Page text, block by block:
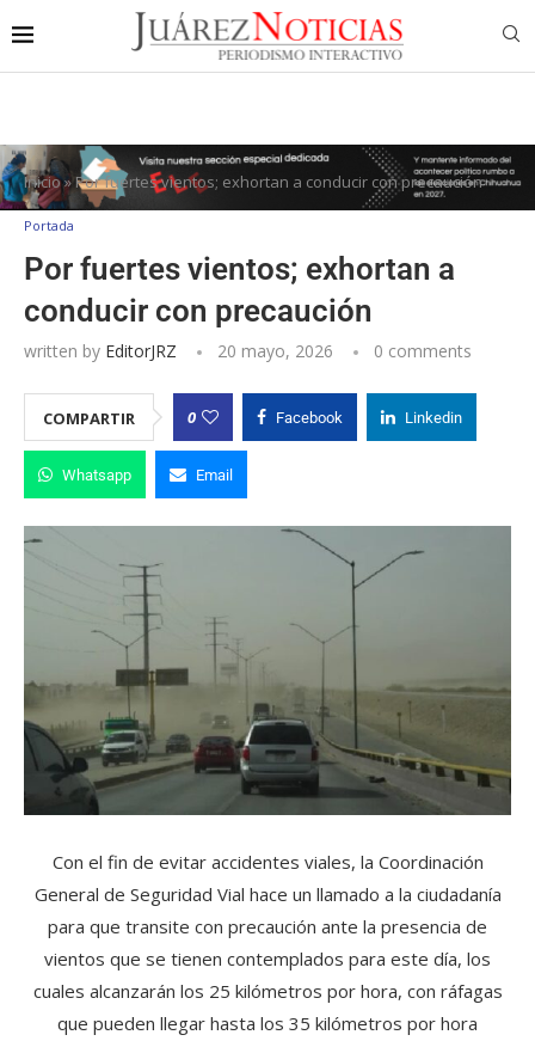
Inicio»Por fuertes vientos; exhortan a conducir con precaución
Portada
Por fuertes vientos; exhortan a
conducir con precaución
written by EditorJRZ 20 mayo, 2026 0 comments
COMPARTIR 0 Facebook Linkedin
Whatsapp Email
Con el fin de evitar accidentes viales, la Coordinación
General de Seguridad Vial hace un llamado a la ciudadanía
para que transite con precaución ante la presencia de
vientos que se tienen contemplados para este día, los
cuales alcanzarán los 25 kilómetros por hora, con ráfagas
que pueden llegar hasta los 35 kilómetros por hora